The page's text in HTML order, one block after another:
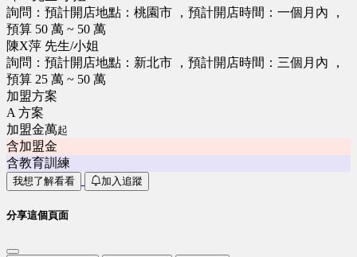
詢問：預計開店地點：桃園市 ，預計開店時間：一個月內 ，
預算 50 萬 ~ 50 萬
陳X萍 先生/小姐
詢問：預計開店地點：新北市 ，預計開店時間：三個月內 ，
預算 25 萬 ~ 50 萬
加盟方案
A 方案
加盟金萬起
含加盟金
含教育訓練
我想了解看看 加入追蹤
分享這個頁面